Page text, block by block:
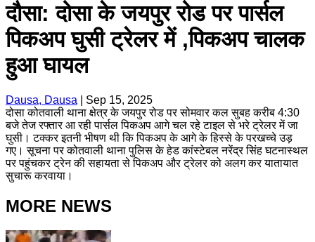
दौसा: दोसा के जयपुर रोड पर पार्सल
पिकअप घुसी ट्रेलर में ,पिकअप चालक
हुआ घायल
Dausa, Dausa
Sep 15, 2025
दोसा कोतवाली थाना क्षेत्र के जयपुर रोड पर सोमवार कल सुबह करीब 4:30
बजे तेज रफ्तार आ रही पार्सल पिकअप आगे चल रहे टाइल से भरे ट्रेलर में जा
घुसी। टक्कर इतनी भीषण थी कि पिकअप के आगे के हिस्से के परखच्चे उड़
गए। सूचना पर कोतवाली थाना पुलिस के हेड कांस्टेबल नरेंद्र सिंह घटनास्थल
पर पहुंचकर ट्रेन की सहायता से पिकअप और ट्रेलर को अलग कर यातायात
सुचारू करवाया।
MORE NEWS